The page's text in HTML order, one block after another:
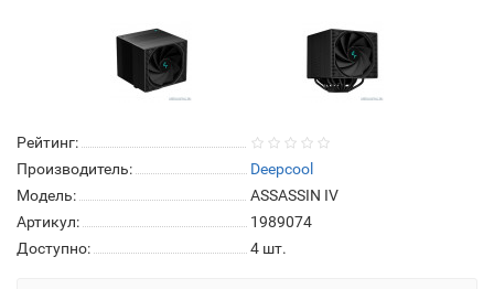
Рейтинг:
Производитель:
Deepcool
Модель:
ASSASSIN IV
Артикул:
1989074
Доступно:
4 шт.